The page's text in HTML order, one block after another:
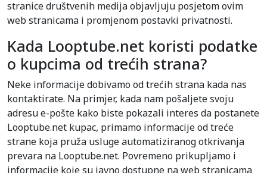
stranice društvenih medija objavljuju posjetom ovim
web stranicama i promjenom postavki privatnosti.
Kada Looptube.net koristi podatke
o kupcima od trećih strana?
Neke informacije dobivamo od trećih strana kada nas
kontaktirate. Na primjer, kada nam pošaljete svoju
adresu e-pošte kako biste pokazali interes da postanete
Looptube.net kupac, primamo informacije od treće
strane koja pruža usluge automatiziranog otkrivanja
prevara na Looptube.net. Povremeno prikupljamo i
informacije koje su javno dostupne na web stranicama